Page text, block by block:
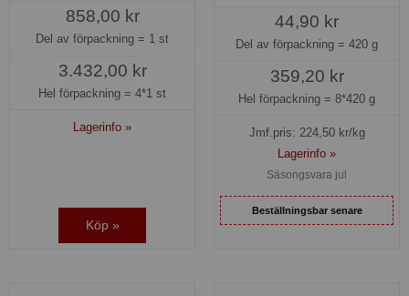
858,00 kr
Del av förpackning = 1 st
3.432,00 kr
Hel förpackning = 4*1 st
Lagerinfo »
Köp »
44,90 kr
Del av förpackning = 420 g
359,20 kr
Hel förpackning = 8*420 g
Jmf.pris: 224,50kr/kg
Lagerinfo »
Säsongsvara jul
Beställningsbar senare